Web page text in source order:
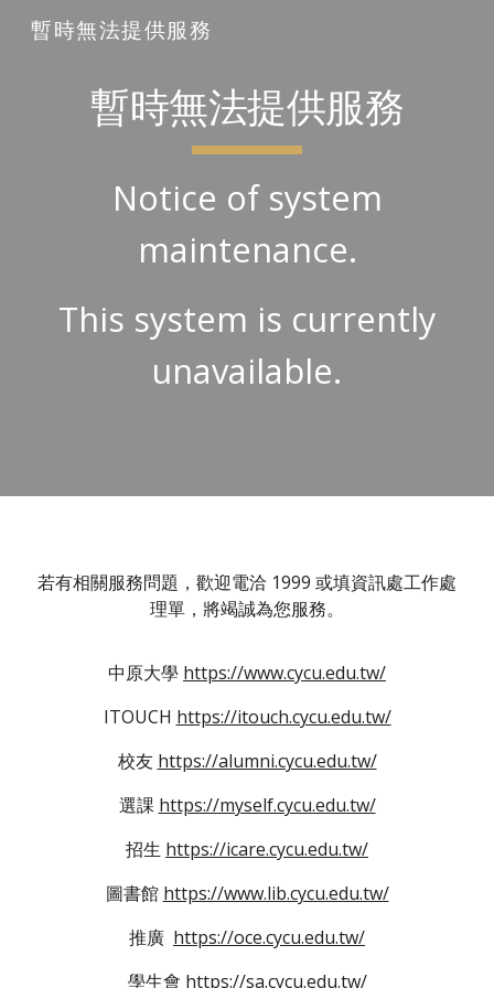
Skip to main content
暫時無法提供服務
暫時無法提供服務
Notice of system
maintenance.
This system is currently
unavailable.
若有相關服務問題，歡迎電洽 1999 或填資訊處工作處
理單，將竭誠為您服務。
中原大學 https://www.cycu.edu.tw/
ITOUCH https://itouch.cycu.edu.tw/
校友 https://alumni.cycu.edu.tw/
選課 https://myself.cycu.edu.tw/
招生 https://icare.cycu.edu.tw/
圖書館 https://www.lib.cycu.edu.tw/
推廣 https://oce.cycu.edu.tw/
學生會 https://sa.cycu.edu.tw/